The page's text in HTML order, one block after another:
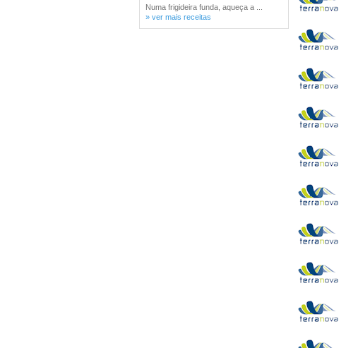
Numa frigideira funda, aqueça a ...
» ver mais receitas